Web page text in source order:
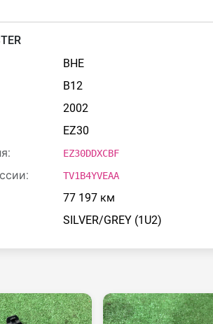
BHE
B12
2002
EZ30
EZ30DDXCBF
TV1B4YVEAA
77 197 км
SILVER/GREY (1U2)